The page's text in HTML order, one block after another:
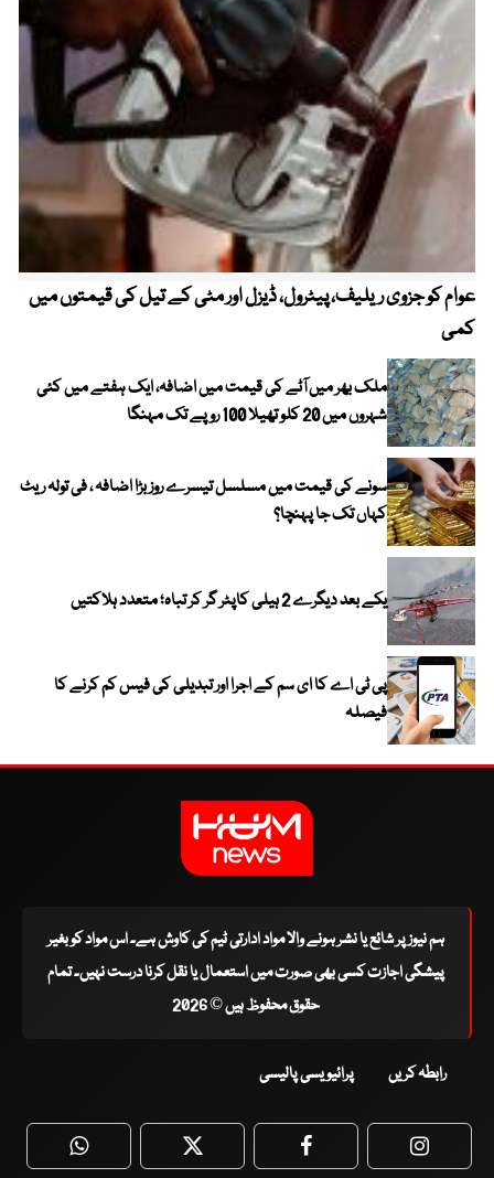
عوام کو جزوی ریلیف، پیٹرول، ڈیزل اور مٹی کے تیل کی قیمتوں میں
کمی
ملک بھر میں آٹے کی قیمت میں اضافہ، ایک ہفتے میں کئی
شہروں میں 20 کلو تھیلا 100 روپے تک مہنگا
سونے کی قیمت میں مسلسل تیسرے روز بڑا اضافہ ، فی تولہ ریٹ
کہاں تک جا پہنچا؟
یکے بعد دیگرے 2 ہیلی کاپٹر گر کر تباہ؛ متعدد ہلاکتیں
پی ٹی اے کا ای سم کے اجرا اور تبدیلی کی فیس کم کرنے کا
فیصلہ
ہم نیوز پر شائع یا نشر ہونے والا مواد ادارتی ٹیم کی کاوش ہے۔ اس مواد کو بغیر
پیشگی اجازت کسی بھی صورت میں استعمال یا نقل کرنا درست نہیں۔ تمام
حقوق محفوظ ہیں © 2026
رابطہ کریں پرائیویسی پالیسی
WhatsApp Twitter Facebook